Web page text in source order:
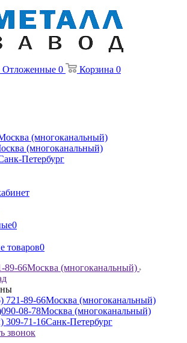
Отложенные 0 Корзина 0
(многоканальный)
(многоканальный)
Петербург
0
товаров0
89-66Москва (многоканальный)
721-89-66Москва (многоканальный)
08-78Москва (многоканальный)
309-71-16Санк-Петербург
звонок